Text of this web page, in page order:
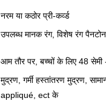
नरम या कठोर प्री-कर्व्ड
उपलब्ध मानक रंग, विशेष रंग
आम तौर पर, बच्चों के लिए 48
मुद्रण, गर्मी हस्तांतरण मुद्रण,
appliqué, ect के